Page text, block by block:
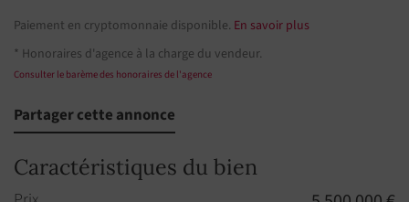
Paiement en cryptomonnaie disponible. En savoir plus
* Honoraires d'agence à la charge du vendeur.
Consulter le barème des honoraires de l'agence
Partager cette annonce
Caractéristiques du bien